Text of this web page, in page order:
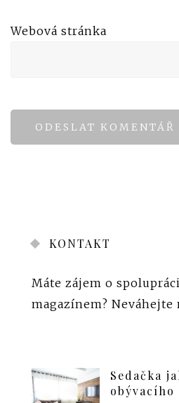
Webová stránka
KONTAKT
Máte zájem o
magazínem? Neváhejte
Sedačka
obývacího